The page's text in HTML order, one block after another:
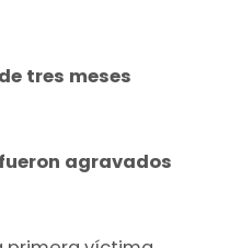
tres meses
agravados